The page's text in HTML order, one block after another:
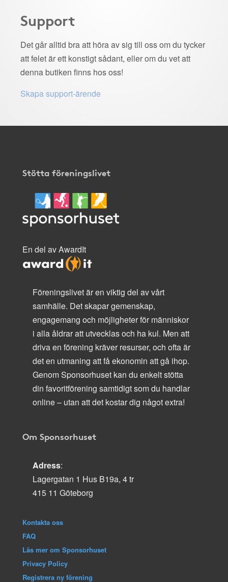
Support
Det går alltid bra att höra av sig till oss om du tycker
att felet är ett konstigt sådant, eller om du vet att
denna butiken finns hos oss!
Skapa support-ärende
Stötta föreningslivet
En del av AwardIt
Föreningslivet är en viktig del av vårt
samhälle. Det skapar gemenskap,
engagemang och möjligheter för människor
i alla åldrar att utvecklas och ha kul. Men att
driva en förening kräver resurser, och ofta är
det en utmaning att få ekonomin att gå ihop.
Genom Sponsorhuset kan du enkelt stötta
din favoritförening samtidigt som du handlar
online – utan att det kostar dig något extra!
Om Sponsorhuset
Adress:
Lagergatan 1 Hus B19a, 4 tr
415 11 Göteborg
Kontakta oss
FAQ
Läs mer om Sponsorhuset
Privacy Policy
Registrera ny förening